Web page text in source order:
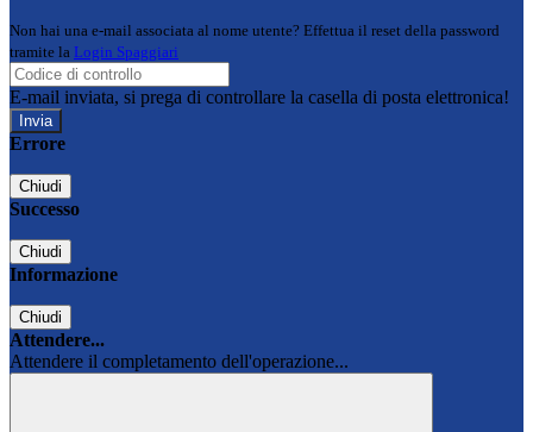
Non hai una e-mail associata al nome utente? Effettua il reset della password
tramite la Login Spaggiari
E-mail inviata, si prega di controllare la casella di posta elettronica!
Errore
Chiudi
Successo
Chiudi
Informazione
Chiudi
Attendere...
Attendere il completamento dell'operazione...